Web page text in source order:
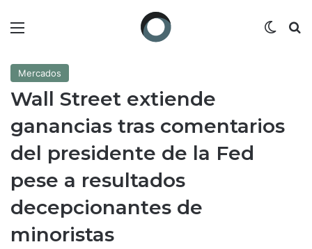
Mercados
Wall Street extiende
ganancias tras comentarios
del presidente de la Fed
pese a resultados
decepcionantes de
minoristas